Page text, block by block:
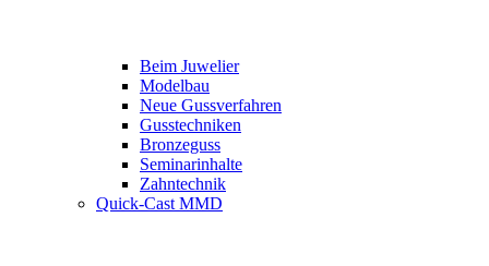
Beim Juwelier
Modelbau
Neue Gussverfahren
Gusstechniken
Bronzeguss
Seminarinhalte
Zahntechnik
Quick-Cast MMD